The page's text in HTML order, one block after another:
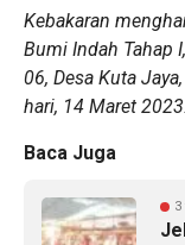
Kebakaran
Bumi Indah Tahap
06, Desa Kuta
hari, 14 Maret
Baca Juga